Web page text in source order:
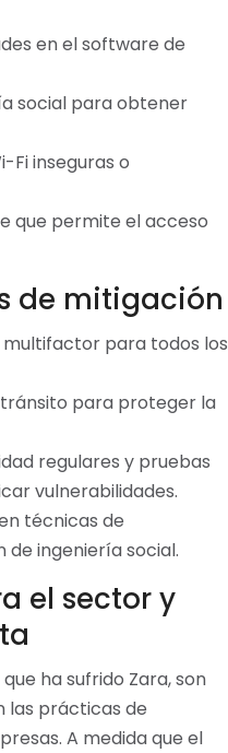
en el software de
social para obtener
Fi inseguras o
que permite el acceso
de mitigación
para todos los
para proteger la
regulares y pruebas
vulnerabilidades.
técnicas de
ingeniería social.
el sector y
ha sufrido Zara, son
las prácticas de
A medida que el